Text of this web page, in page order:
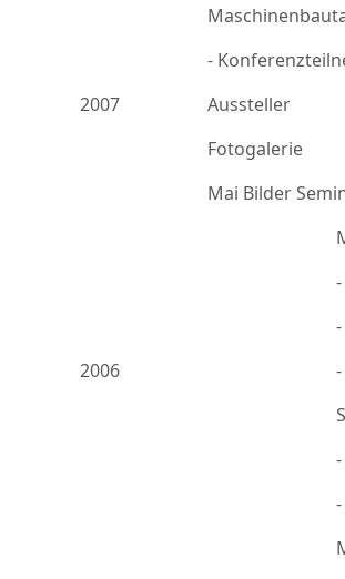
2007
-
Aussteller
Fotogalerie
Mai Bilder
2006